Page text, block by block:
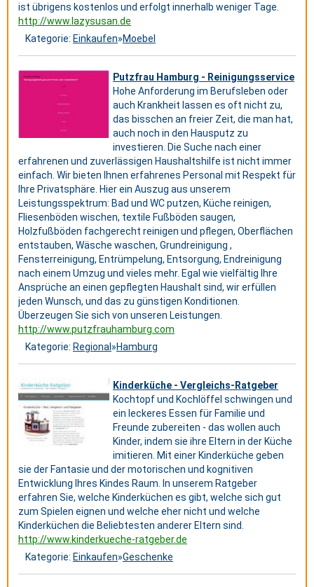
ist übrigens kostenlos und erfolgt innerhalb weniger Tage.
http://www.lazysusan.de
Kategorie: Einkaufen»Moebel
Putzfrau Hamburg - Reinigungsservice
Hohe Anforderung im Berufsleben oder
auch Krankheit lassen es oft nicht zu,
das bisschen an freier Zeit, die man hat,
auch noch in den Hausputz zu
investieren. Die Suche nach einer
erfahrenen und zuverlässigen Haushaltshilfe ist nicht immer
einfach. Wir bieten Ihnen erfahrenes Personal mit Respekt für
Ihre Privatsphäre. Hier ein Auszug aus unserem
Leistungsspektrum: Bad und WC putzen, Küche reinigen,
Fliesenböden wischen, textile Fußböden saugen,
Holzfußböden fachgerecht reinigen und pflegen, Oberflächen
entstauben, Wäsche waschen, Grundreinigung ,
Fensterreinigung, Entrümpelung, Entsorgung, Endreinigung
nach einem Umzug und vieles mehr. Egal wie vielfältig Ihre
Ansprüche an einen gepflegten Haushalt sind, wir erfüllen
jeden Wunsch, und das zu günstigen Konditionen.
Überzeugen Sie sich von unseren Leistungen.
http://www.putzfrauhamburg.com
Kategorie: Regional»Hamburg
Kinderküche - Vergleichs-Ratgeber
Kochtopf und Kochlöffel schwingen und
ein leckeres Essen für Familie und
Freunde zubereiten - das wollen auch
Kinder, indem sie ihre Eltern in der Küche
imitieren. Mit einer Kinderküche geben
sie der Fantasie und der motorischen und kognitiven
Entwicklung Ihres Kindes Raum. In unserem Ratgeber
erfahren Sie, welche Kinderküchen es gibt, welche sich gut
zum Spielen eignen und welche eher nicht und welche
Kinderküchen die Beliebtesten anderer Eltern sind.
http://www.kinderkueche-ratgeber.de
Kategorie: Einkaufen»Geschenke